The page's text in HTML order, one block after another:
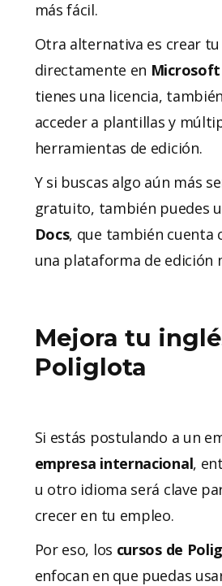
más fácil.
Otra alternativa es crear
directamente en
tienes una licencia,
acceder a plantillas y
herramientas de edición.
Y si buscas algo aún más
gratuito, también puedes
Docs, que también cuenta
una plataforma de edición
Mejora tu
Poliglota
Si estás postulando a un
empresa internacional,
u otro idioma será clave
crecer en tu empleo.
Por eso, los cursos de
enfocan en que puedas